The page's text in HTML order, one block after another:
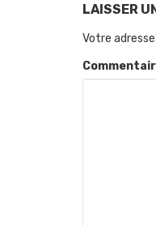
LAISSER
Votre